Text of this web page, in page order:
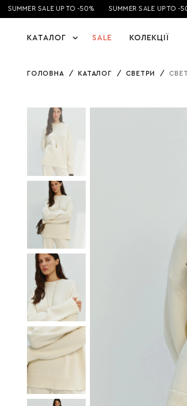
SUMMER SALE UP TO -50% SUMMER SALE UP TO -
КАТАЛОГ SALE КОЛЕКЦІЇ
ГОЛОВНА / КАТАЛОГ / СВЕТРИ /